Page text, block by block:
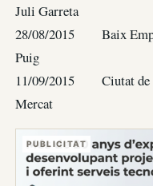
Juli Garreta
28/08/2015 Baix
Puig
11/09/2015 Ciutat
Mercat
PUBLICITAT